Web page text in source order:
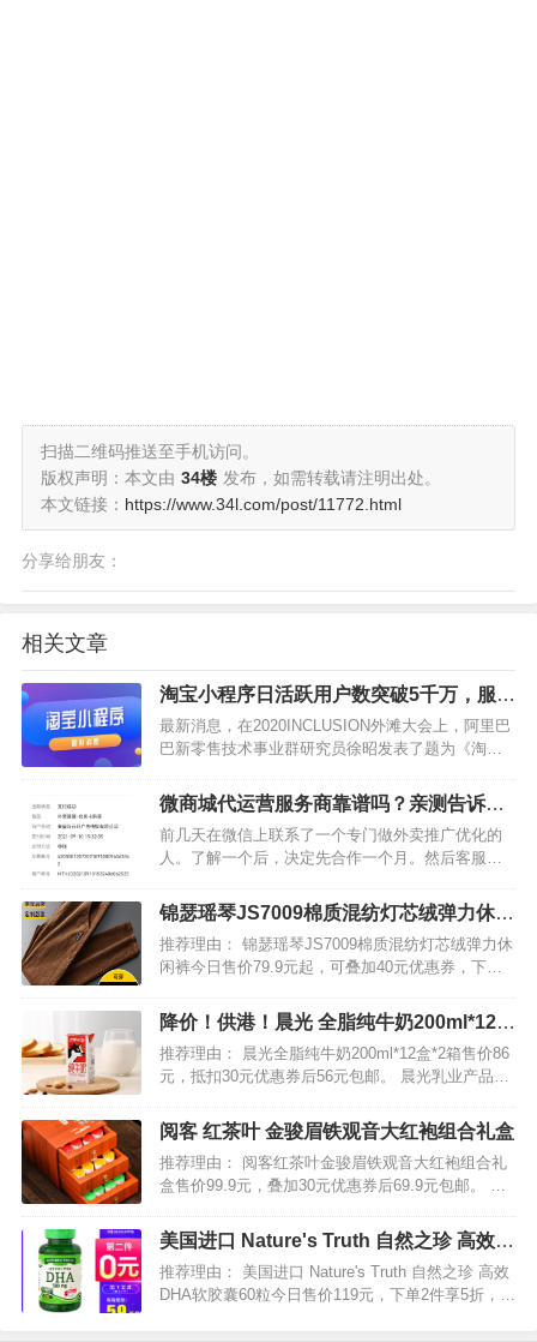
扫描二维码推送至手机访问。
版权声明：本文由 34楼 发布，如需转载请注明出处。
本文链接： https://www.34l.com/post/11772.html
分享给朋友：
相关文章
淘宝小程序日活跃用户数突破5千万，服务
商家活跃小程序达到2万
最新消息，在2020INCLUSION外滩大会上，阿里巴
巴新零售技术事业群研究员徐昭发表了题为《淘宝
淘宝小程序的日活跃用户数突破5千万，已有超过2
万个活跃的淘宝小程序为商家提供服务。…
微商城代运营服务商靠谱吗？亲测告诉你
真相
前几天在微信上联系了一个专门做外卖推广优化的
人。了解一个后，决定先合作一个月。然后客服把
师。客服给了我一个购买连接，购买成功后，我就
有了一把钥匙。客服会发一个二维码登录他们的系
统。扫码登录后，输入密…
锦瑟瑶琴JS7009棉质混纺灯芯绒弹力休闲
裤
推荐理由： 锦瑟瑶琴JS7009棉质混纺灯芯绒弹力休
闲裤今日售价79.9元起，可叠加40元优惠券，下单
冬款灯芯绒裤，大码宽松运动裤，垂感休闲裤子，
加绒卫裤，做工精良，手感细腻柔和！…
降价！供港！晨光 全脂纯牛奶200ml*12盒
*2箱
推荐理由： 晨光全脂纯牛奶200ml*12盒*2箱售价86
元，抵扣30元优惠券后56元包邮。 晨光乳业产品已
70%，并远销越南、马来西亚等东南亚国家。选用
优质生牛乳制作，每100ml含蛋白质 3…
阅客 红茶叶 金骏眉铁观音大红袍组合礼盒
推荐理由： 阅客红茶叶金骏眉铁观音大红袍组合礼
盒售价99.9元，叠加30元优惠券后69.9元包邮。 一
叶组合礼盒！三层精致抽屉式礼盒，精装小泡，方
便取用，有铁观音12罐+金骏眉12罐+大红袍12…
美国进口 Nature's Truth 自然之珍 高效
DHA软胶囊60粒*2瓶
推荐理由： 美国进口 Nature's Truth 自然之珍 高效
DHA软胶囊60粒今日售价119元，下单2件享5折，还